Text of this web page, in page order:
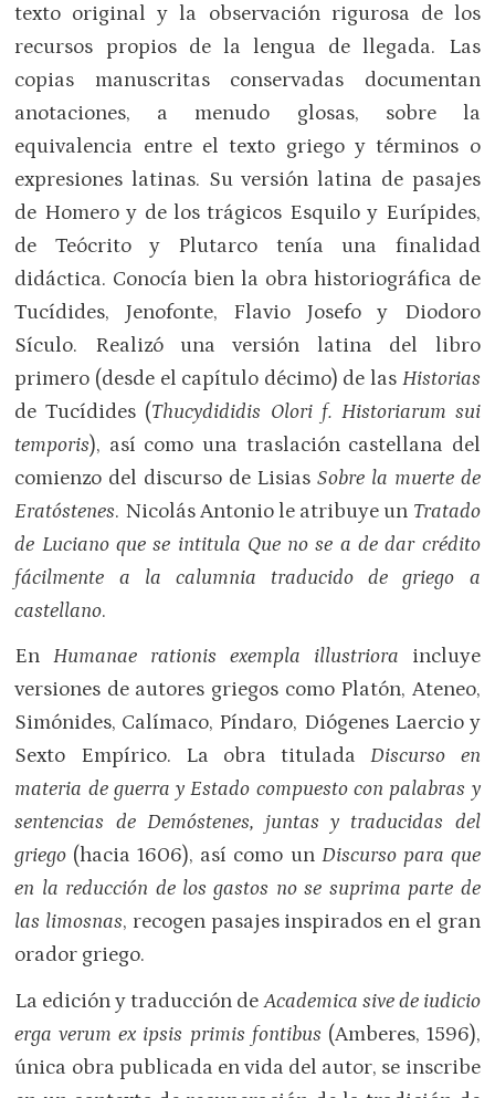
texto original y la observación rigurosa de los
recursos propios de la lengua de llegada. Las
copias manuscritas conservadas documentan
anotaciones, a menudo glosas, sobre la
equivalencia entre el texto griego y términos o
expresiones latinas. Su versión latina de pasajes
de Homero y de los trágicos Esquilo y Eurípides,
de Teócrito y Plutarco tenía una finalidad
didáctica. Conocía bien la obra historiográfica de
Tucídides, Jenofonte, Flavio Josefo y Diodoro
Sículo. Realizó una versión latina del libro
primero (desde el capítulo décimo) de las Historias
de Tucídides (Thucydididis Olori f. Historiarum sui
temporis), así como una traslación castellana del
comienzo del discurso de LisiasSobre la muerte de
Eratóstenes. Nicolás Antonio le atribuye un Tratado
de Luciano que se intitula Que no se a de dar crédito
fácilmente a la calumnia traducido de griego a
castellano.
EnHumanae rationis exempla illustriora incluye
versiones de autores griegos como Platón, Ateneo,
Simónides, Calímaco, Píndaro, Diógenes Laercio y
Sexto Empírico. La obra tituladaDiscurso en
materia de guerra y Estado compuesto con palabras y
sentencias de Demóstenes, juntas y traducidas del
griego (hacia 1606), así como un Discurso para que
en la reducción de los gastos no se suprima parte de
las limosnas, recogen pasajes inspirados en el gran
orador griego.
La edición y traducción deAcademica sive de iudicio
erga verum ex ipsis primis fontibus (Amberes, 1596),
única obra publicada en vida del autor, se inscribe